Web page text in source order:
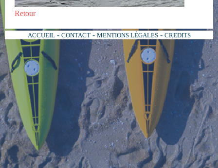
Retour
ACCUEIL- CONTACT- MENTIONS LÉGALES- CREDITS